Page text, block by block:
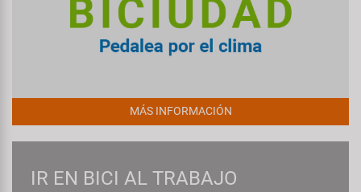
MÁS INFORMACIÓN
IR EN BICI AL TRABAJO